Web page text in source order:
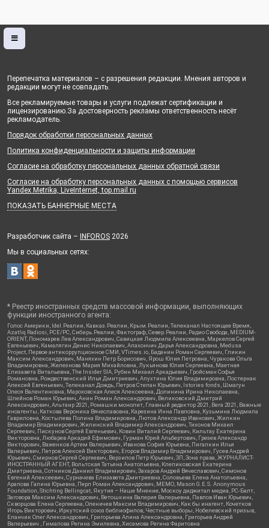
Перепечатка материалов – с разрешения редакции. Мнения авторов и
редакции могут не совпадать.
Все рекламируемые товары и услуги подлежат сертификации и
лицензированию.За достоверность рекламы ответственность несёт
рекламодатель.
Порядок обработки персональных данных
Политика конфиденциальности и защиты информации
Согласие на обработку персональных данных обратной связи
Согласие на обработку персональных данных с помощью сервисов
Yandex.Metrika, LiveInternet, top.mail.ru
ПОКАЗАТЬ БАННЕРНЫЕ МЕСТА
Разработчик сайта – INFOROS 2026
Мы в социальных сетях:
* Реестр иностранных средств массовой информации, выполняющих
функции иностранного агента:
Голос Америки, Idel.Реалии, Кавказ.Реалии, Крым.Реалии, Телеканал Настоящее Время,
Azatliq Radiosi, PCE/PC, Сибирь.Реалии, Фактограф, Север.Реалии, Радио Свобода, MEDIUM-
ORIENT, Пономарев Лев Александрович, Савицкая Людмила Алексеевна, Маркелов Сергей
Евгеньевич, Камалягин Денис Николаевич, Апахончич Дарья Александровна, Medusa
Project, Первое антикоррупционное СМИ, VTimes.io, Баданин Роман Сергеевич, Гликин
Максим Александрович, Маняхин Петр Борисович, Ярош Юлия Петровна, Чуракова Ольга
Владимировна, Железнова Мария Михайловна, Лукьянова Юлия Сергеевна, Маетная
Елизавета Витальевна, The Insider SIA, Рубин Михаил Аркадьевич, Гройсман Софья
Романовна, Рождественский Илья Дмитриевич, Апухтина Юлия Владимировна, Постернак
Алексей Евгеньевич, Телеканал Дождь, Петров Степан Юрьевич, Istories fonds, Шмагун
Олеся Валентиновна, Мароховская Алеся Алексеевна, Долинина Ирина Николаевна,
Шлейнов Роман Юрьевич, Анин Роман Александрович, Великовский Дмитрий
Александрович, Альтаир 2021, Ромашки монолит, Главный редактор 2021, Вега 2021, Важные
иноагенты, Каткова Вероника Вячеславовна, Карезина Инна Павловна, Кузьмина Людмила
Гавриловна, Костылева Полина Владимировна, Лютов Александр Иванович, Жилкин
Владимир Владимирович, Жилинский Владимир Александрович, Тихонов Михаил
Сергеевич, Пискунов Сергей Евгеньевич, Ковин Виталий Сергеевич, Кильтау Екатерина
Викторовна, Любарев Аркадий Ефимович, Гурман Юрий Альбертович, Грезев Александр
Викторович, Важенков Артем Валерьевич, Иванова София Юрьевна, Пигалкин Илья
Валерьевич, Петров Алексей Викторович, Егоров Владимир Владимирович, Гусев Андрей
Юрьевич, Смирнов Сергей Сергеевич, Верзилов Петр Юрьевич, ЗП, Зона права, ЖУРНАЛИСТ-
ИНОСТРАННЫЙ АГЕНТ, Вольтская Татьяна Анатольевна, Клепиковская Екатерина
Дмитриевна, Сотников Даниил Владимирович, Захаров Андрей Вячеславович, Симонов
Евгений Алексеевич, Сурначева Елизавета Дмитриевна, Соловьева Елена Анатольевна,
Арапова Галина Юрьевна, Перл Роман Александрович, МЕМО, Mason G.E.S. Anonymous
Foundation, Stichting Bellingcat, Якутия – Наше Мнение, Москоу диджитал медиа, РС-Балт,
Заговора Максим Александрович, Ветошкина Валерия Валерьевна, Павлов Иван Юрьевич,
Скворцова Елена Сергеевна, Оленичев Максим Владимирович, Как бы инагент, Кочетков
Игорь Викторович, Иркутский союз библиофилов, Честные выборы, Нобелевский призыв,
Еланчик Олег Александрович, Григорьева Алина Александровна, Григорьев Андрей
Валерьевич , Гималова Регина Эмилевна, Хисамова Регина Фаритовна